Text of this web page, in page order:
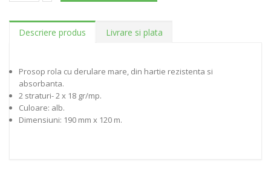
Descriere produs Livrare si plata
Prosop rola cu derulare mare, din hartie rezistenta si
absorbanta.
2 straturi- 2 x 18 gr/mp.
Culoare: alb.
Dimensiuni: 190 mm x 120 m.